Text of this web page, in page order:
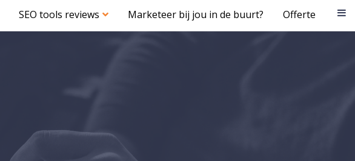
SEO tools reviews Marketeer bij jou in de buurt? Offerte